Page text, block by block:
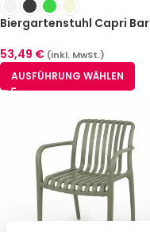
Biergartenstuhl Capri Bar
53,49 € (inkl. MwSt.)
AUSFÜHRUNG WÄHLEN